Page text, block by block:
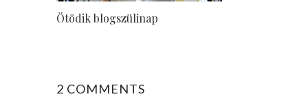
Ötödik blogszülinap
2 COMMENTS